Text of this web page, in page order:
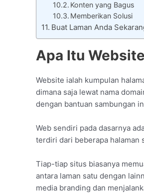
Konten yang Bagus
Memberikan Solusi
Buat Laman Anda
Apa Itu
Website ialah kumpulan
dimana saja lewat nama
dengan bantuan sambungan
Web sendiri pada dasarnya
terdiri dari beberapa halaman
Tiap-tiap situs biasanya
antara laman satu dengan
media branding dan